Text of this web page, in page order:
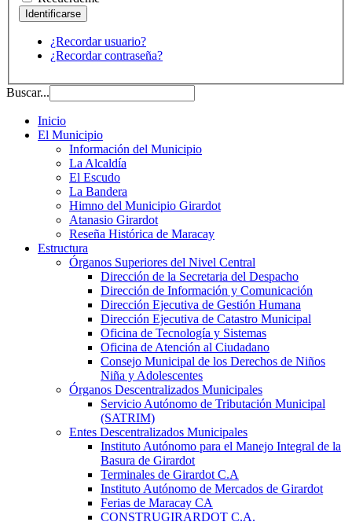
¿Recordar usuario?
¿Recordar contraseña?
Buscar...
Inicio
El Municipio
Información del Municipio
La Alcaldía
El Escudo
La Bandera
Himno del Municipio Girardot
Atanasio Girardot
Reseña Histórica de Maracay
Estructura
Órganos Superiores del Nivel Central
Dirección de la Secretaria del Despacho
Dirección de Información y Comunicación
Dirección Ejecutiva de Gestión Humana
Dirección Ejecutiva de Catastro Municipal
Oficina de Tecnología y Sistemas
Oficina de Atención al Ciudadano
Consejo Municipal de los Derechos de Niños
Niña y Adolescentes
Órganos Descentralizados Municipales
Servicio Autónomo de Tributación Municipal
(SATRIM)
Entes Descentralizados Municipales
Instituto Autónomo para el Manejo Integral de la
Basura de Girardot
Terminales de Girardot C.A
Instituto Autónomo de Mercados de Girardot
Ferias de Maracay CA
CONSTRUGIRARDOT C.A.